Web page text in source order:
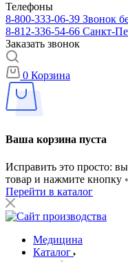
Телефоны
8-800-333-06-39 Звонок
8-812-336-54-66 Санкт-
Заказать звонок
0 Корзина
Ваша корзина пуста
Исправить это просто:
товар и нажмите кнопку
Перейти в каталог
Медицина
Каталог